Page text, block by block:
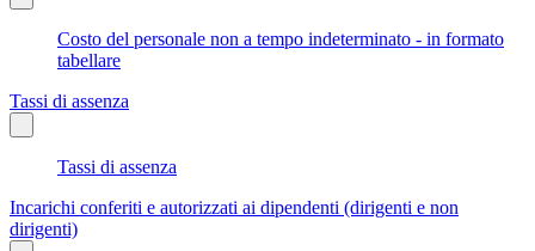
Costo del personale non a tempo indeterminato - in formato
tabellare
Tassi di assenza
Tassi di assenza
Incarichi conferiti e autorizzati ai dipendenti (dirigenti e non
dirigenti)